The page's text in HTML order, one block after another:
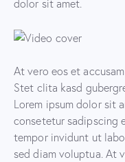
dolor sit amet.
At vero eos et
Stet clita kasd
Lorem ipsum dolor sit
consetetur sadipscing
tempor invidunt ut
sed diam voluptua. At